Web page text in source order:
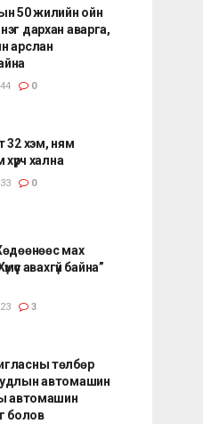
50 жилийн ойн
дархан аварга,
арслан
0
32 хэм, ням
хүрч хална
0
мах
авахгүй байна”
3
төлбөр
автомашин
автомашин
болов